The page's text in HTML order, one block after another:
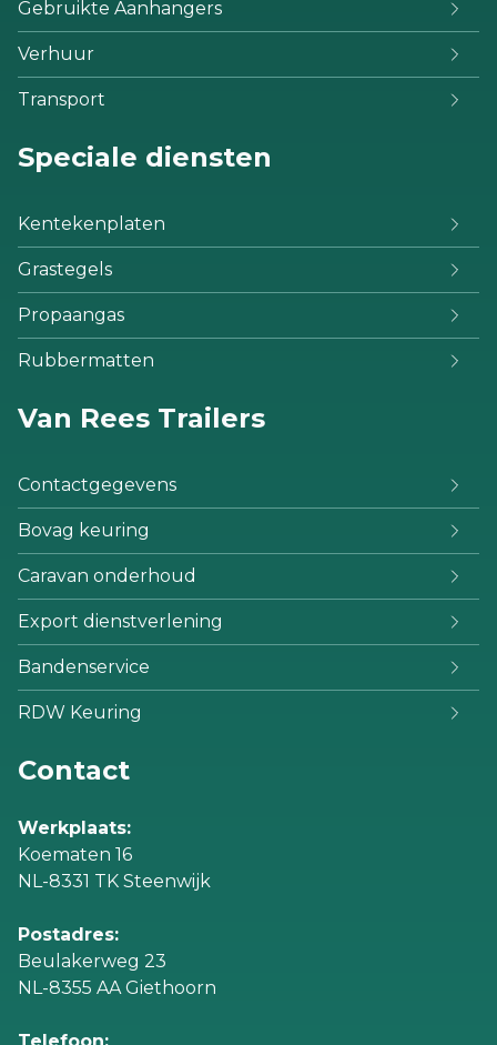
Gebruikte Aanhangers
Verhuur
Transport
Speciale diensten
Kentekenplaten
Grastegels
Propaangas
Rubbermatten
Van Rees Trailers
Contactgegevens
Bovag keuring
Caravan onderhoud
Export dienstverlening
Bandenservice
RDW Keuring
Contact
Werkplaats:
Koematen 16
NL-8331 TK Steenwijk
Postadres:
Beulakerweg 23
NL-8355 AA Giethoorn